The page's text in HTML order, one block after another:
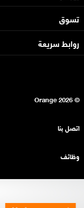
تسوق
روابط سريعة
© Orange
2026
اتصل بنا
وظائف